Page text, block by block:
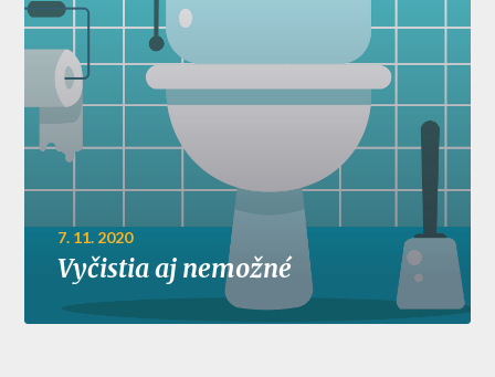
7. 11. 2020
Vyčistia aj nemožné